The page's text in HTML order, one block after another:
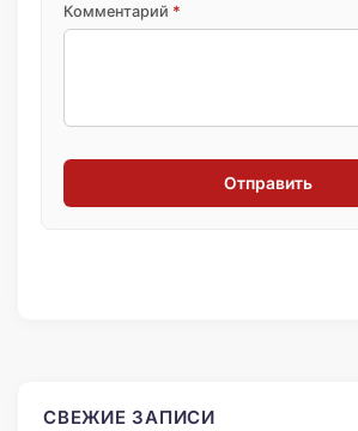
Комментарий *
Отправить
СВЕЖИЕ ЗАПИСИ